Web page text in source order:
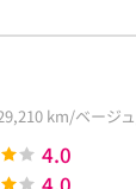
km/ベージ
4.0